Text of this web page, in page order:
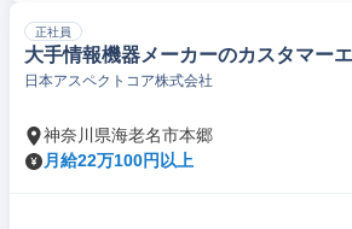
正社員
大手情報機器メーカーのカスタマー
日本アスペクトコア株式会社
神奈川県海老名市本郷
月給22万100円以上